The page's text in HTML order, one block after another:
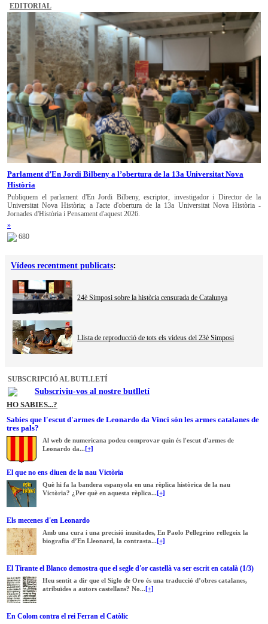
EDITORIAL
Parlament d’En Jordi Bilbeny a l’obertura de la 13a Universitat Nova
Història
Publiquem el parlament d'En Jordi Bilbeny, escriptor, investigador i Director de la
Universitat Nova Història; a l'acte d'obertura de la 13a Universitat Nova Història -
Jornades d'Història i Pensament d'aquest 2026.
»
680
Vídeos recentment publicats:
24è Simposi sobre la història censurada de Catalunya
Llista de reproducció de tots els videus del 23è Simposi
SUBSCRIPCIÓ AL BUTLLETÍ
Subscriviu-vos al nostre butlletí
HO SABIES...?
Sabies que l'escut d'armes de Leonardo da Vinci són les armes catalanes de
tres pals?
Al web de numericana podeu comprovar quin és l'escut d'armes de
Leonardo da...[+]
El que no ens diuen de la nau Victòria
Què hi fa la bandera espanyola en una rèplica històrica de la nau
Victòria? ¿Per què en aquesta rèplica...[+]
Els mecenes d'en Leonardo
Amb una cura i una precisió inusitades, En Paolo Pellegrino rellegeix la
biografia d’En Lleonard, la contrasta...[+]
El Tirante el Blanco demostra que el segle d'or castellà va ser escrit en català (1/3)
Heu sentit a dir que el Siglo de Oro és una traducció d’obres catalanes,
atribuïdes a autors castellans? No...[+]
En Colom contra el rei Ferran el Catòlic